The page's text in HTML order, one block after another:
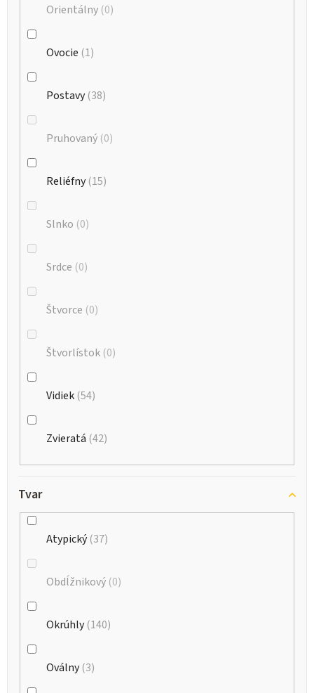
Orientálny 0
Ovocie 1
Postavy 38
Pruhovaný 0
Reliéfny 15
Slnko 0
Srdce 0
Štvorce 0
Štvorlístok 0
Vidiek 54
Zvieratá 42
Tvar
Atypický 37
Obdĺžnikový 0
Okrúhly 140
Oválny 3